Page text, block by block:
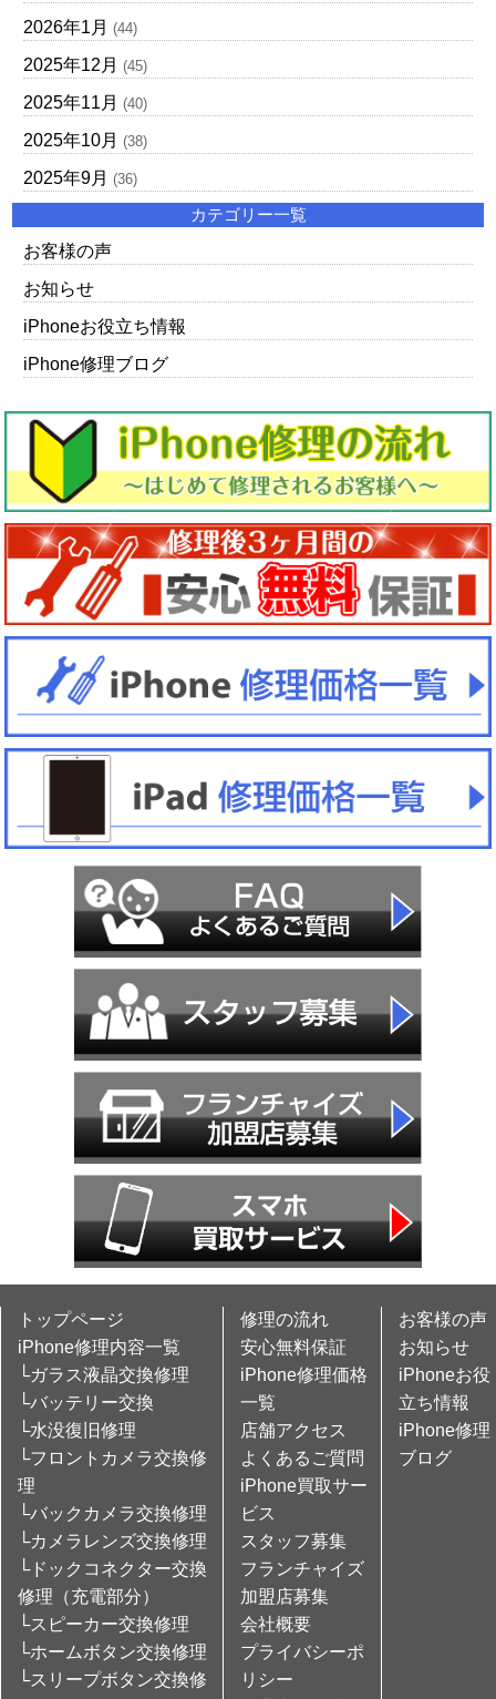
2026年1月 (44)
2025年12月 (45)
2025年11月 (40)
2025年10月 (38)
2025年9月 (36)
カテゴリー一覧
お客様の声
お知らせ
iPhoneお役立ち情報
iPhone修理ブログ
トップページ
iPhone修理内容一覧
└ガラス液晶交換修理
└バッテリー交換
└水没復旧修理
└フロントカメラ交換修
理
└バックカメラ交換修理
└カメラレンズ交換修理
└ドックコネクター交換
修理（充電部分）
└スピーカー交換修理
└ホームボタン交換修理
└スリープボタン交換修
修理の流れ
安心無料保証
iPhone修理価格
一覧
店舗アクセス
よくあるご質問
iPhone買取サー
ビス
スタッフ募集
フランチャイズ
加盟店募集
会社概要
プライバシーポ
リシー
お客様の声
お知らせ
iPhoneお役
立ち情報
iPhone修理
ブログ